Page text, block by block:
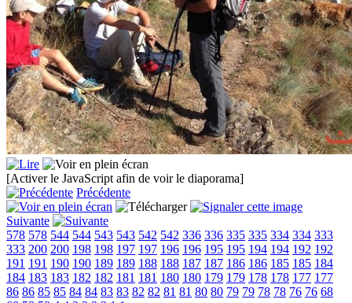
[Activer le JavaScript afin de voir le diaporama]
Précédente
Suivante
578 578 544 544 543 543 542 542 336 336 335 335 334 334 333
333 200 200 198 198 197 197 196 196 195 195 194 194 192 192
191 191 190 190 189 189 188 188 187 187 186 186 185 185 184
184 183 183 182 182 181 181 180 180 179 179 178 178 177 177
86 86 85 85 84 84 83 83 82 82 81 81 80 80 79 79 78 78 76 76 68